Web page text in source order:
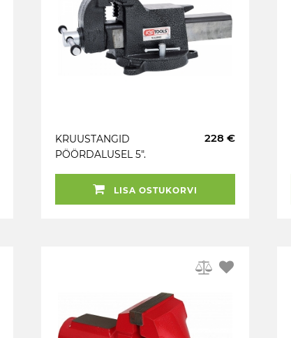
KRUUSTANGID
PÖÖRDALUSEL 5".
228 €
LISA OSTUKORVI